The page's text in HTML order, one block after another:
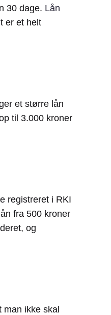
30 dage. Lån
er et helt
et større lån
til 3.000 kroner
registreret i RKI
fra 500 kroner
og
ikke skal